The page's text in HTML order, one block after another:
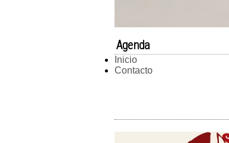
Agenda
Inicio
Contacto